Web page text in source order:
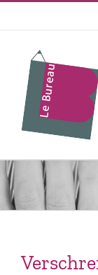
Zum
springen